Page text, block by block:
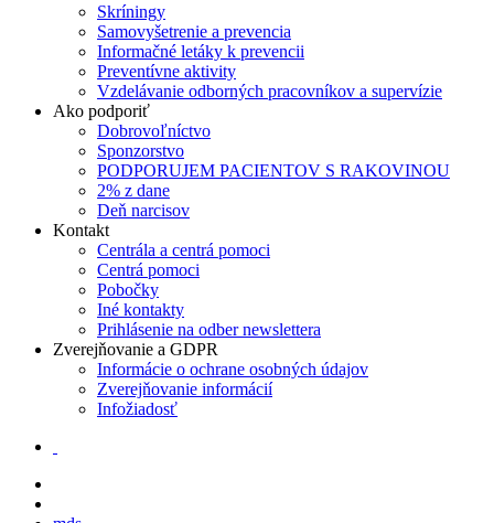
Skríningy
Samovyšetrenie a prevencia
Informačné letáky k prevencii
Preventívne aktivity
Vzdelávanie odborných pracovníkov a supervízie
Ako podporiť
Dobrovoľníctvo
Sponzorstvo
PODPORUJEM PACIENTOV S RAKOVINOU
2% z dane
Deň narcisov
Kontakt
Centrála a centrá pomoci
Centrá pomoci
Pobočky
Iné kontakty
Prihlásenie na odber newslettera
Zverejňovanie a GDPR
Informácie o ochrane osobných údajov
Zverejňovanie informácií
Infožiadosť